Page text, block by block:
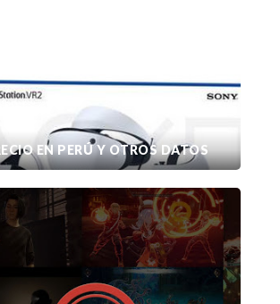
EN PERÚ Y OTROS DATOS